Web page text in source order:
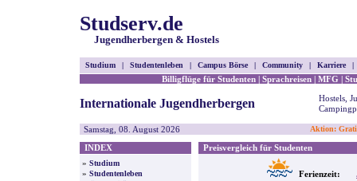
Studserv.de
Jugendherbergen & Hostels
Studium | Studentenleben | Campus Börse | Community | Karriere |
Billigflüge für Studenten | Sprachreisen | MFG |
Internationale Jugendherbergen
Hostels,
Samstag, 08. August 2026 Aktion:
INDEX
» Studium
» Studentenleben
Preisvergleich für Studenten
Ferienzeit: